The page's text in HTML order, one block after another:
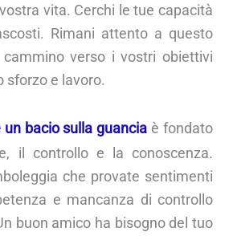
vita. Cerchi le tue capacità
Rimani attento a questo
verso i vostri obiettivi
sforzo e lavoro.
bacio sulla guancia è fondato
il controllo e la conoscenza.
che provate sentimenti
e mancanza di controllo
buon amico ha bisogno del tuo